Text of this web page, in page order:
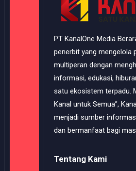
PT KanalOne Media
penerbit yang mengelola
multiperan dengan
informasi, edukasi,
satu ekosistem terpadu.
Kanal untuk Semua”,
menjadi sumber
dan bermanfaat bagi
Tentang Kami